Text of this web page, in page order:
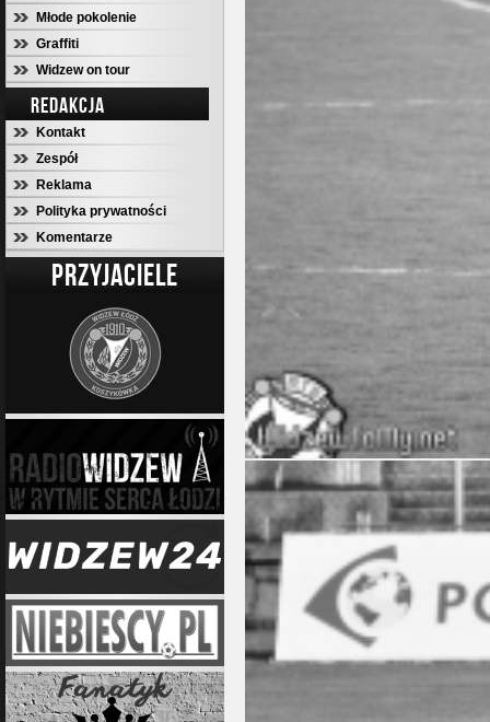
Młode pokolenie
Graffiti
Widzew on tour
REDAKCJA
Kontakt
Zespół
Reklama
Polityka prywatności
Komentarze
PRZYJACIELE